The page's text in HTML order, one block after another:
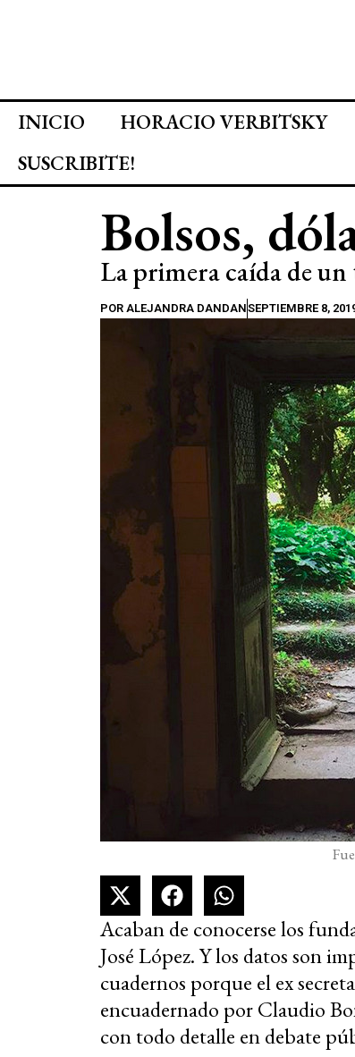
INICIO HORACIO VERBITSKY
SUSCRIBITE!
Bolsos,
La primera caída de un
POR ALEJANDRA DANDANSEPTIEMBRE 8,
Acaban de conocerse los
José López. Y los datos son
cuadernos porque el ex
encuadernado por Claudio
con todo detalle en debate